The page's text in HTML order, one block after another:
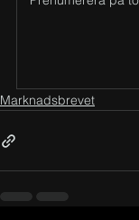
Marknadsbrevet